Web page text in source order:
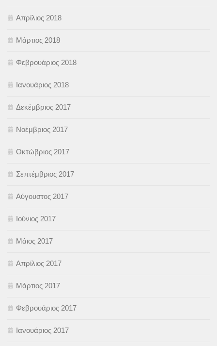
Απρίλιος 2018
Μάρτιος 2018
Φεβρουάριος 2018
Ιανουάριος 2018
Δεκέμβριος 2017
Νοέμβριος 2017
Οκτώβριος 2017
Σεπτέμβριος 2017
Αύγουστος 2017
Ιούνιος 2017
Μάιος 2017
Απρίλιος 2017
Μάρτιος 2017
Φεβρουάριος 2017
Ιανουάριος 2017